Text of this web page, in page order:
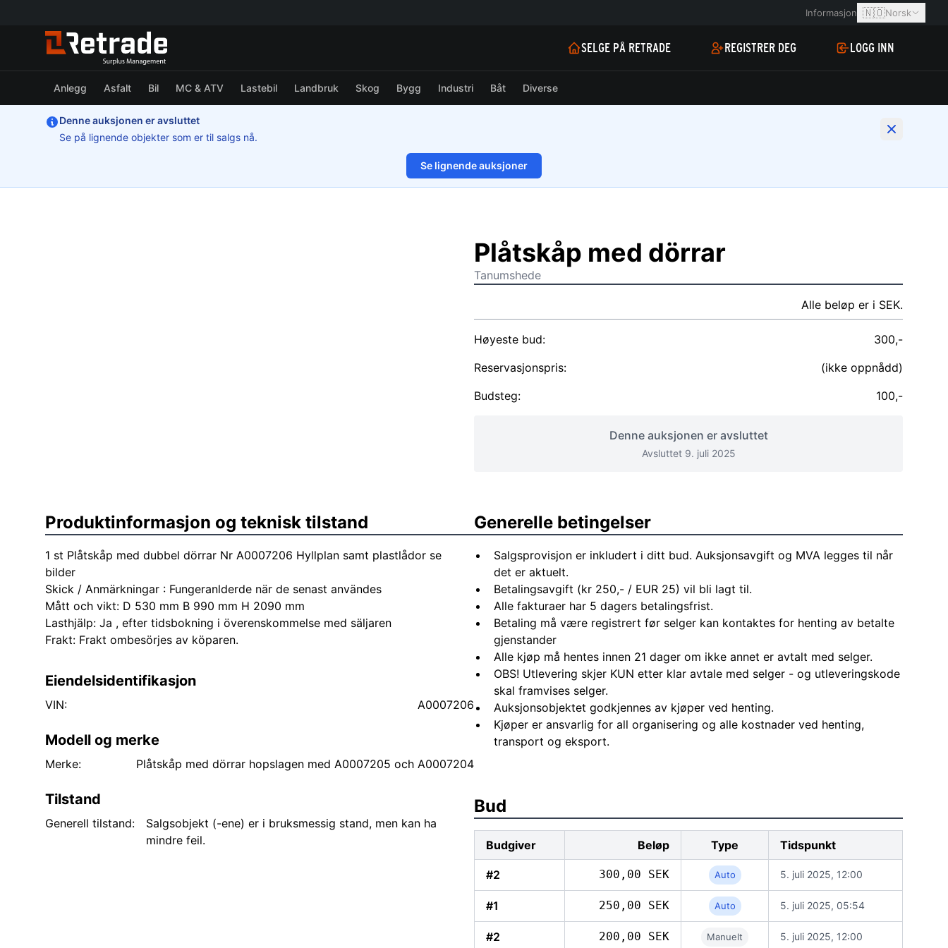
Informasjon 🇳🇴Norsk
SELGE PÅ RETRADE REGISTRER DEG LOGG INN
Anlegg Asfalt Bil MC & ATV Lastebil Landbruk Skog Bygg Industri Båt Diverse
Denne auksjonen er avsluttet
Se på lignende objekter som er til salgs nå.
Se lignende auksjoner
1/8
Plåtskåp med dörrar
Tanumshede
Alle beløp er i SEK.
Høyeste bud:
300,-
Reservasjonspris:
(ikke oppnådd)
Budsteg:
100,-
Denne auksjonen er avsluttet
Avsluttet 9. juli 2025
Produktinformasjon og teknisk tilstand
1 st Plåtskåp med dubbel dörrar Nr A0007206 Hyllplan samt plastlådor se
bilder
Skick / Anmärkningar : Fungeranlderde när de senast användes
Mått och vikt: D 530 mm B 990 mm H 2090 mm
Lasthjälp: Ja , efter tidsbokning i överenskommelse med säljaren
Frakt: Frakt ombesörjes av köparen.
Eiendelsidentifikasjon
VIN: A0007206
Modell og merke
Merke: Plåtskåp med dörrar hopslagen med A0007205 och A0007204
Tilstand
Generell tilstand:
Salgsobjekt (-ene) er i bruksmessig stand, men kan ha
mindre feil.
Generelle betingelser
Salgsprovisjon er inkludert i ditt bud. Auksjonsavgift og MVA legges til når
det er aktuelt.
Betalingsavgift (kr 250,- / EUR 25) vil bli lagt til.
Alle fakturaer har 5 dagers betalingsfrist.
Betaling må være registrert før selger kan kontaktes for henting av betalte
gjenstander
Alle kjøp må hentes innen 21 dager om ikke annet er avtalt med selger.
OBS! Utlevering skjer KUN etter klar avtale med selger - og utleveringskode
skal framvises selger.
Auksjonsobjektet godkjennes av kjøper ved henting.
Kjøper er ansvarlig for all organisering og alle kostnader ved henting,
transport og eksport.
Bud
Budgiver Beløp Type Tidspunkt
#2 300,00 SEK Auto 5. juli 2025, 12:00
#1 250,00 SEK Auto 5. juli 2025, 05:54
#2 200,00 SEK Manuelt 5. juli 2025, 12:00